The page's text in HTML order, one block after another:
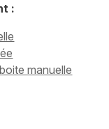
:
manuelle